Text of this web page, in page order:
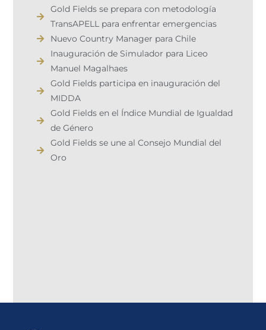
Gold Fields se prepara con metodología
TransAPELL para enfrentar emergencias
Nuevo Country Manager para Chile
Inauguración de Simulador para Liceo
Manuel Magalhaes
Gold Fields participa en inauguración del
MIDDA
Gold Fields en el Índice Mundial de Igualdad
de Género
Gold Fields se une al Consejo Mundial del
Oro